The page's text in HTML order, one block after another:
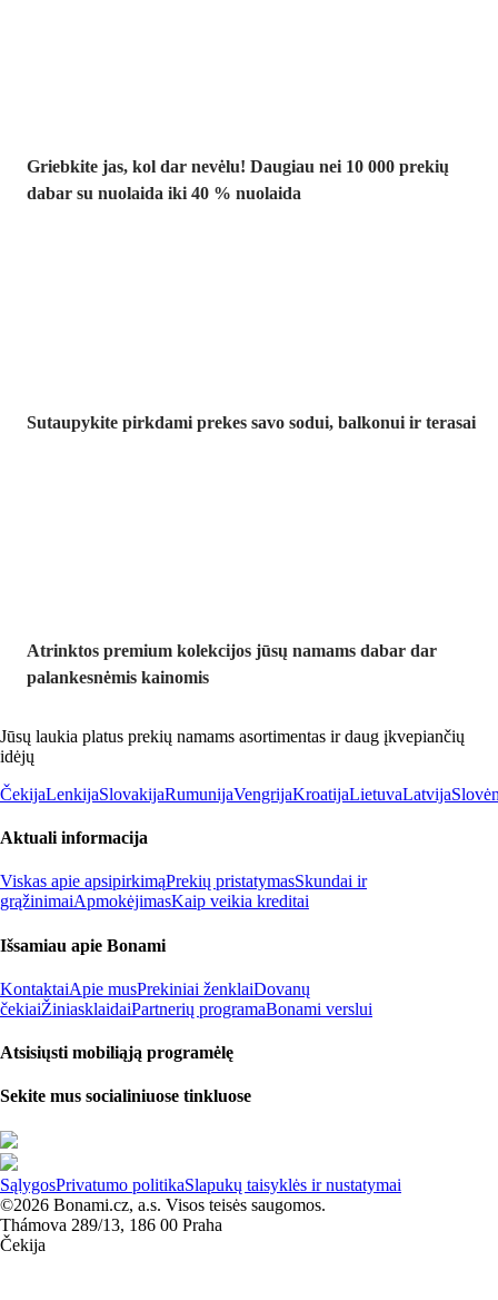
Griebkite jas, kol dar nevėlu! Daugiau nei 10 000 prekių
dabar su nuolaida iki 40 % nuolaida
Sutaupykite pirkdami prekes savo sodui, balkonui ir terasai
Atrinktos premium kolekcijos jūsų namams dabar dar
palankesnėmis kainomis
Jūsų laukia platus prekių namams asortimentas ir daug įkvepiančių
idėjų
ČekijaLenkijaSlovakijaRumunijaVengrijaKroatijaLietuvaLatvija
Aktuali informacija
Viskas apie apsipirkimąPrekių pristatymasSkundai ir
grąžinimaiApmokėjimasKaip veikia kreditai
Išsamiau apie Bonami
KontaktaiApie musPrekiniai ženklaiDovanų
čekiaiŽiniasklaidaiPartnerių programaBonami verslui
Atsisiųsti mobiliąją programėlę
Sekite mus socialiniuose tinkluose
SąlygosPrivatumo politikaSlapukų taisyklės ir nustatymai
©2026 Bonami.cz, a.s. Visos teisės saugomos.
Thámova 289/13, 186 00 Praha
Čekija